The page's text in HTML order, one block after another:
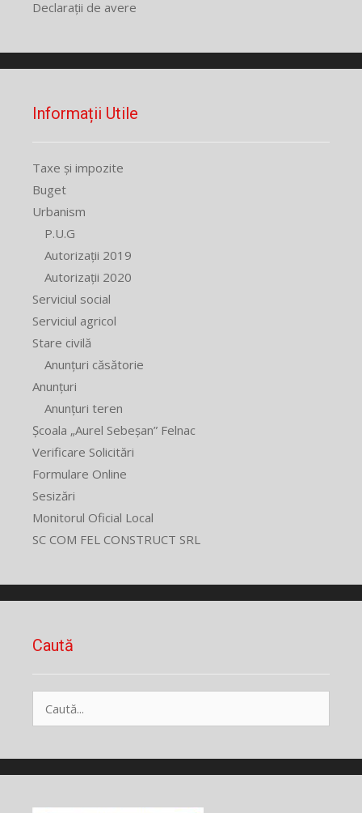
Declarații de avere
Informații Utile
Taxe și impozite
Buget
Urbanism
P.U.G
Autorizații 2019
Autorizații 2020
Serviciul social
Serviciul agricol
Stare civilă
Anunțuri căsătorie
Anunțuri
Anunțuri teren
Școala „Aurel Sebeșan” Felnac
Verificare Solicitări
Formulare Online
Sesizări
Monitorul Oficial Local
SC COM FEL CONSTRUCT SRL
Caută
după: